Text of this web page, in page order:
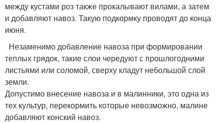
между кустами роз также прокалывают вилами, а затем
и добавляют навоз. Такую подкормку проводят до конца
июня.
Незаменимо добавление навоза при формировании
теплых грядок, такие слои чередуют с прошлогодними
листьями или соломой, сверху кладут небольшой слой
земли.
Допустимо внесение навоза и в малинники, это одна из
тех культур, перекормить которые невозможно, малине
добавляют конский навоз.